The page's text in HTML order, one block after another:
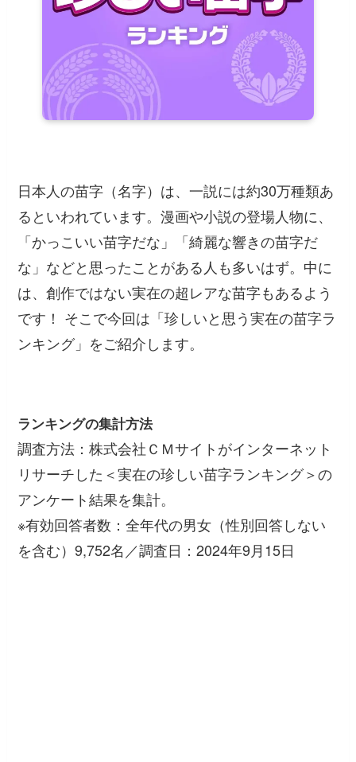
日本人の苗字（名字）は、一説には約30万種類あ
るといわれています。漫画や小説の登場人物に、
「かっこいい苗字だな」「綺麗な響きの苗字だ
な」などと思ったことがある人も多いはず。中に
は、創作ではない実在の超レアな苗字もあるよう
です！ そこで今回は「珍しいと思う実在の苗字ラ
ンキング」をご紹介します。
ランキングの集計方法
調査方法：株式会社ＣＭサイトがインターネット
リサーチした＜実在の珍しい苗字ランキング＞の
アンケート結果を集計。
※有効回答者数：全年代の男女（性別回答しない
を含む）9,752名／調査日：2024年9月15日